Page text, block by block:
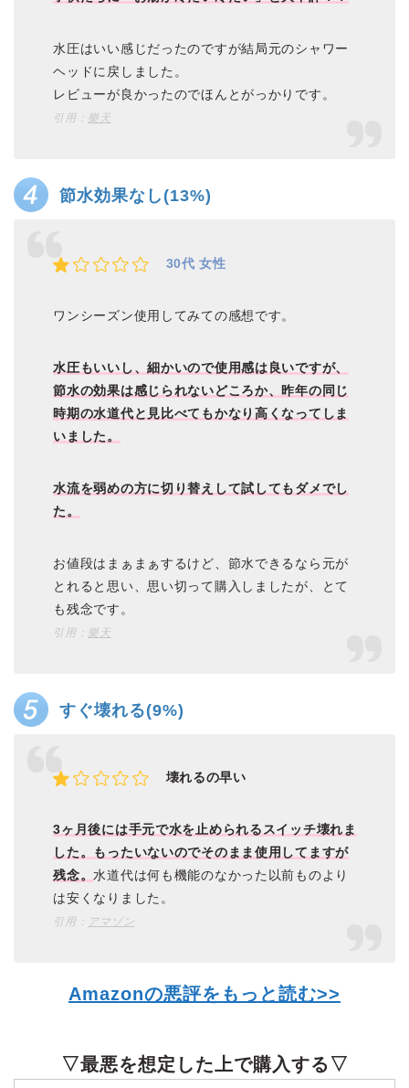
水圧はいい感じだったのですが結局元のシャワー
ヘッドに戻しました。
レビューが良かったのでほんとがっかりです。
引用： 樂天
節水効果なし(13%)
30代 女性
ワンシーズン使用してみての感想です。
水圧もいいし、細かいので使用感は良いですが、
節水の効果は感じられないどころか、昨年の同じ
時期の水道代と見比べてもかなり高くなってしま
いました。
水流を弱めの方に切り替えして試してもダメでし
た。
お値段はまぁまぁするけど、節水できるなら元が
とれると思い、思い切って購入しましたが、とて
も残念です。
引用： 樂天
すぐ壊れる(9%)
壊れるの早い
3ヶ月後には手元で水を止められるスイッチ壊れま
した。もったいないのでそのまま使用してますが
残念。水道代は何も機能のなかった以前ものより
は安くなりました。
引用： アマゾン
Amazonの悪評をもっと読む>>
▽最悪を想定した上で購入する▽